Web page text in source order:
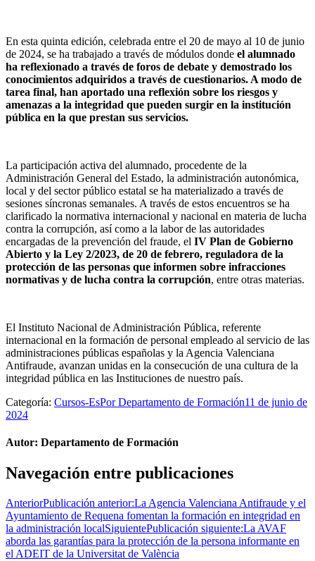
En esta quinta edición, celebrada entre el 20 de mayo al 10 de junio
de 2024, se ha trabajado a través de módulos donde el alumnado
ha reflexionado a través de foros de debate y demostrado los
conocimientos adquiridos a través de cuestionarios. A modo de
tarea final, han aportado una reflexión sobre los riesgos y
amenazas a la integridad que pueden surgir en la institución
pública en la que prestan sus servicios.
La participación activa del alumnado, procedente de la
Administración General del Estado, la administración autonómica,
local y del sector público estatal se ha materializado a través de
sesiones síncronas semanales. A través de estos encuentros se ha
clarificado la normativa internacional y nacional en materia de lucha
contra la corrupción, así como a la labor de las autoridades
encargadas de la prevención del fraude, el IV Plan de Gobierno
Abierto y la Ley 2/2023, de 20 de febrero, reguladora de la
protección de las personas que informen sobre infracciones
normativas y de lucha contra la corrupción, entre otras materias.
El Instituto Nacional de Administración Pública, referente
internacional en la formación de personal empleado al servicio de las
administraciones públicas españolas y la Agencia Valenciana
Antifraude, avanzan unidas en la consecución de una cultura de la
integridad pública en las Instituciones de nuestro país.
Categoría: Cursos-EsPorDepartamento de Formación11 de junio de
2024
Autor: Departamento de Formación
Navegación entre publicaciones
AnteriorPublicación anterior:La Agencia Valenciana Antifraude y el
Ayuntamiento de Requena fomentan la formación en integridad en
la administración localSiguientePublicación siguiente:La AVAF
aborda las garantías para la protección de la persona informante en
el ADEIT de la Universitat de València